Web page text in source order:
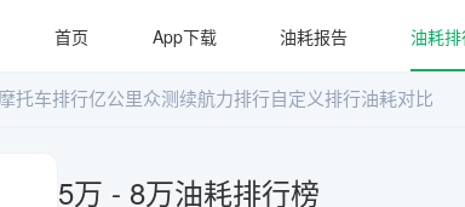
首页 App下载 油耗报告 油耗
摩托车排行亿公里众测续航力排行自定义排行油耗对比
5万 - 8万油耗排行榜